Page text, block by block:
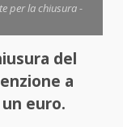
per la chiusura -
del
a
euro.